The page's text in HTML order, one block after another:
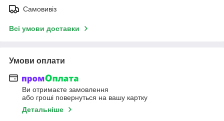
Самовивіз
Всі умови доставки
Умови оплати
Ви отримаєте замовлення
або гроші повернуться на вашу картку
Детальніше